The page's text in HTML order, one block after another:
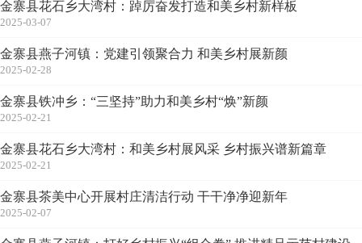
金寨县花石乡大湾村：踔厉奋发打造和美乡村新样板
2025-03-07
金寨县燕子河镇：党建引领聚合力 和美乡村展新颜
2025-02-28
金寨县铁冲乡：“三坚持”助力和美乡村“焕”新颜
2025-02-21
金寨县花石乡大湾村：和美乡村展风采 乡村振兴谱新篇章
2025-02-21
金寨县茶美中心开展村庄清洁行动 干干净净迎新年
2025-02-07